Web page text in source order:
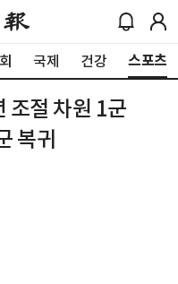
국제 건강 스포츠
조절 차원 1군
복귀